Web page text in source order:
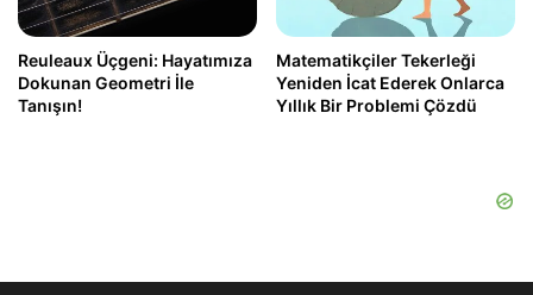
Reuleaux Üçgeni: Hayatımıza
Dokunan Geometri İle
Tanışın!
Matematikçiler Tekerleği
Yeniden İcat Ederek Onlarca
Yıllık Bir Problemi Çözdü